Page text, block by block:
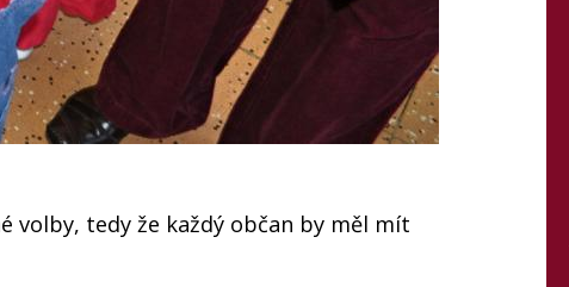
volby, tedy že každý občan by měl mít